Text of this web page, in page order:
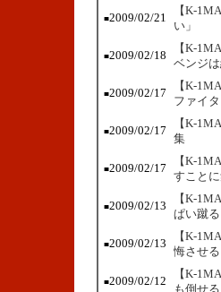
■2009/02/21
【K-
い」
■2009/02/18
【K-
ベンジ
■2009/02/17
【K-
ファイ
■2009/02/17
【K-
集
■2009/02/17
【K-
すこと
■2009/02/13
【K-
ぱい蹴
■2009/02/13
【K-
悔させ
■2009/02/12
【K-
も倒せ